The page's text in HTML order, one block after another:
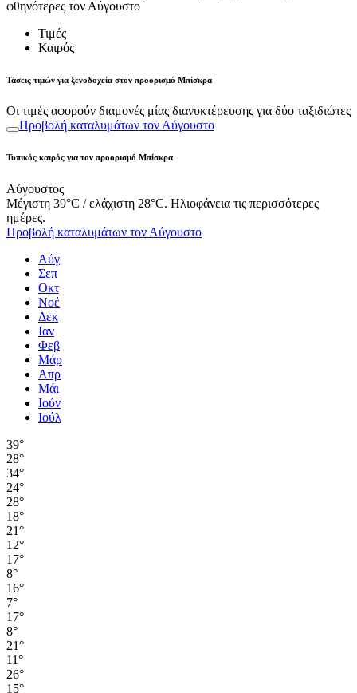
φθηνότερες τον Αύγουστο
Τιμές
Καιρός
Τάσεις τιμών για ξενοδοχεία στον προορισμό Μπίσκρα
Οι τιμές αφορούν διαμονές μίας διανυκτέρευσης για δύο ταξιδιώτες
Προβολή καταλυμάτων τον Αύγουστο
Τυπικός καιρός για τον προορισμό Μπίσκρα
Αύγουστος
Μέγιστη 39°C / ελάχιστη 28°C. Ηλιοφάνεια τις περισσότερες
ημέρες.
Προβολή καταλυμάτων τον Αύγουστο
Αύγ
Σεπ
Οκτ
Νοέ
Δεκ
Ιαν
Φεβ
Μάρ
Απρ
Μάι
Ιούν
Ιούλ
39°
28°
34°
24°
28°
18°
21°
12°
17°
8°
16°
7°
17°
8°
21°
11°
26°
15°